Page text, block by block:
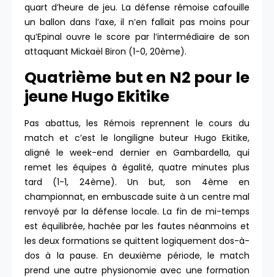
quart d’heure de jeu. La défense rémoise cafouille
un ballon dans l’axe, il n’en fallait pas moins pour
qu’Epinal ouvre le score par l’intermédiaire de son
attaquant Mickaël Biron (1-0, 20ème).
Quatrième but en N2 pour le
jeune Hugo Ekitike
Pas abattus, les Rémois reprennent le cours du
match et c’est le longiligne buteur Hugo Ekitike,
aligné le week-end dernier en Gambardella, qui
remet les équipes à égalité, quatre minutes plus
tard (1-1, 24ème). Un but, son 4ème en
championnat, en embuscade suite à un centre mal
renvoyé par la défense locale. La fin de mi-temps
est équilibrée, hachée par les fautes néanmoins et
les deux formations se quittent logiquement dos-à-
dos à la pause. En deuxième période, le match
prend une autre physionomie avec une formation